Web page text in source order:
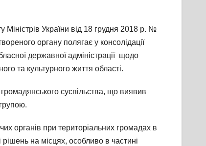
України від 18 грудня 2018 р. №
органу полягає у консолідації
державної адміністрації щодо
та культурного життя області.
суспільства, що виявив
органів при територіальних громадах в
на місцях, особливо в частині